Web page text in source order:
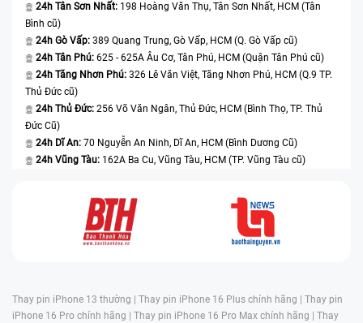
24h Tân Sơn Nhất: 198 Hoàng Văn Thụ, Tân Sơn Nhất, HCM (Tân
Bình cũ)
24h Gò Vấp: 389 Quang Trung, Gò Vấp, HCM (Q. Gò Vấp cũ)
24h Tân Phú: 625 - 625A Âu Cơ, Tân Phú, HCM (Quận Tân Phú cũ)
24h Tăng Nhơn Phú: 326 Lê Văn Việt, Tăng Nhơn Phú, HCM (Q.9 TP.
Thủ Đức cũ)
24h Thủ Đức: 256 Võ Văn Ngân, Thủ Đức, HCM (Bình Thọ, TP. Thủ
Đức Cũ)
24h Dĩ An: 70 Nguyễn An Ninh, Dĩ An, HCM (Bình Dương Cũ)
24h Vũng Tàu: 162A Ba Cu, Vũng Tàu, HCM (TP. Vũng Tàu cũ)
Thay pin iPhone 13 thường | Thay pin iPhone 16 Plus chính hãng | Thay pin
iPhone 16 Pro chính hãng | Thay pin iPhone 16 Pro Max chính hãng | Thay